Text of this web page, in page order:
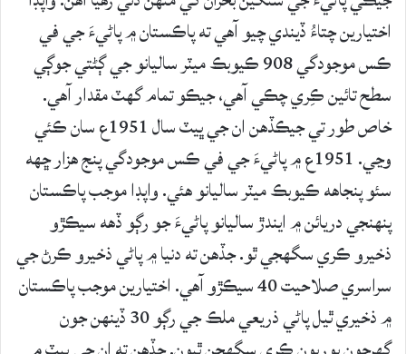
اختيارين چتاءُ ڏيندي چيو آهي ته پاڪستان ۾ پاڻيءَ جي في
ڪس موجودگي 908 ڪيوبڪ ميٽر ساليانو جي ڳڻتي جوڳي
سطح تائين ڪِري چڪي آهي، جيڪو تمام گهٽ مقدار آهي.
خاص طور تي جيڪڏهن ان جي ڀيٽ سال 1951ع سان ڪئي
وڃي. 1951ع ۾ پاڻيءَ جي في ڪس موجودگي پنج هزار ڇهه
سئو پنجاهه ڪيوبڪ ميٽر ساليانو هئي. واپڊا موجب پاڪستان
پنهنجي دريائن ۾ ايندڙ ساليانو پاڻيءَ جو رڳو ڏهه سيڪڙو
ذخيرو ڪري سگهجي ٿو. جڏهن ته دنيا ۾ پاڻي ذخيرو ڪرڻ جي
سراسري صلاحيت 40 سيڪڙو آهي. اختيارين موجب پاڪستان
۾ ذخيري ٿيل پاڻي ذريعي ملڪ جي رڳو 30 ڏينهن جون